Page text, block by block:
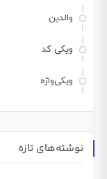
والدین
ویکی کد
ویکی‌واژه
نوشته‌های تازه